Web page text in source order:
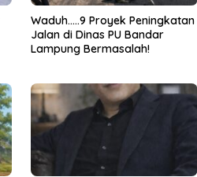
Waduh…..9 Proyek Peningkatan
Jalan di Dinas PU Bandar
Lampung Bermasalah!